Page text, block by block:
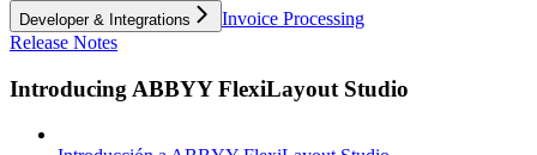
Developer & Integrations
Invoice Processing
Release Notes
Introducing ABBYY FlexiLayout Studio